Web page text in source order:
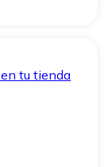
tu tienda